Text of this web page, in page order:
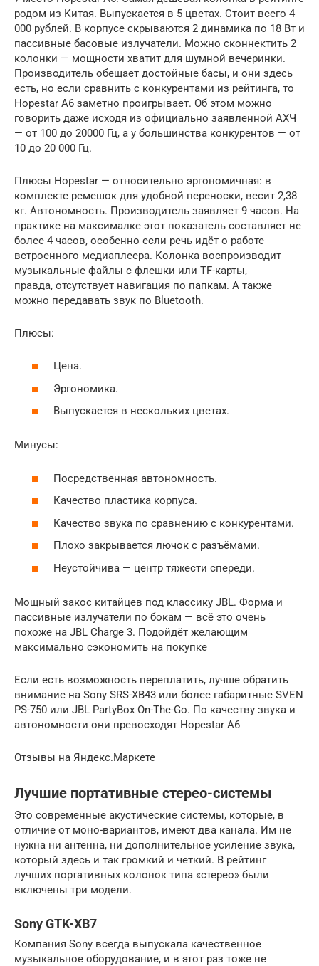
родом из Китая. Выпускается в 5 цветах. Стоит всего 4
000 рублей. В корпусе скрываются 2 динамика по 18 Вт и
пассивные басовые излучатели. Можно сконнектить 2
колонки — мощности хватит для шумной вечеринки.
Производитель обещает достойные басы, и они здесь
есть, но если сравнить с конкурентами из рейтинга, то
Hopestar A6 заметно проигрывает. Об этом можно
говорить даже исходя из официально заявленной АХЧ
— от 100 до 20000 Гц, а у большинства конкурентов — от
10 до 20 000 Гц.
Плюсы Hopestar — относительно эргономичная: в
комплекте ремешок для удобной переноски, весит 2,38
кг. Автономность. Производитель заявляет 9 часов. На
практике на максималке этот показатель составляет не
более 4 часов, особенно если речь идёт о работе
встроенного медиаплеера. Колонка воспроизводит
музыкальные файлы с флешки или TF-карты,
правда, отсутствует навигация по папкам. А также
можно передавать звук по Bluetooth.
Плюсы:
Цена.
Эргономика.
Выпускается в нескольких цветах.
Минусы:
Посредственная автономность.
Качество пластика корпуса.
Качество звука по сравнению с конкурентами.
Плохо закрывается лючок с разъёмами.
Неустойчива — центр тяжести спереди.
Мощный закос китайцев под классику JBL. Форма и
пассивные излучатели по бокам — всё это очень
похоже на JBL Charge 3. Подойдёт желающим
максимально сэкономить на покупке
Если есть возможность переплатить, лучше обратить
внимание на Sony SRS-XB43 или более габаритные SVEN
PS-750 или JBL PartyBox On-The-Go. По качеству звука и
автономности они превосходят Hopestar A6
Отзывы на Яндекс.Маркете
Лучшие портативные стерео-системы
Это современные акустические системы, которые, в
отличие от моно-вариантов, имеют два канала. Им не
нужна ни антенна, ни дополнительное усиление звука,
который здесь и так громкий и четкий. В рейтинг
лучших портативных колонок типа «стерео» были
включены три модели.
Sony GTK-XB7
Компания Sony всегда выпускала качественное
музыкальное оборудование, и в этот раз тоже не